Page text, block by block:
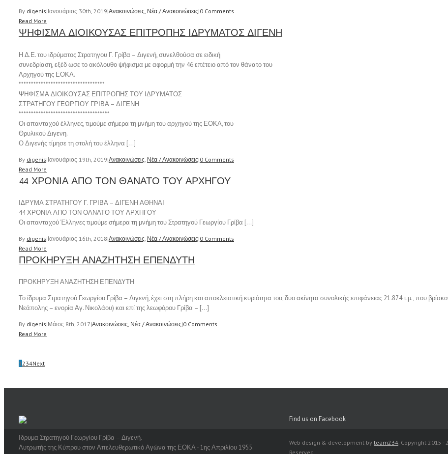
By digenis|Ιανουάριος 30th, 2019|Ανακοινώσεις, Νέα / Ανακοινώσεις|0 Comments
Read More
ΨΗΦΙΣΜΑ ΔΙΟΙΚΟΥΣΑΣ ΕΠΙΤΡΟΠΗΣ ΙΔΡΥΜΑΤΟΣ ΔΙΓΕΝΗ
Η Δ.Ε. του ιδρύματος Στρατηγου Γ. Γρίβα – Διγενή, συνελθούσα σε ειδική
συνεδρίαση, εξέδ ωσε το ακόλουθο ψήφισμα με αφορμή την 46 επέτειο από τον θάνατο του
Αρχηγού της ΕΟΚΑ.
***********************************
ΨΗΦΙΣΜΑ ΔΙΟΙΚΟΥΣΑΣ ΕΠΙΤΡΟΠΗΣ ΤΟΥ ΙΔΡΥΜΑΤΟΣ
ΣΤΡΑΤΗΓΟΥ ΓΕΩΡΓΙΟΥ ΓΡΙΒΑ – ΔΙΓΕΝΗ
*************************************
Οι απανταχού έλληνες, τιμούμε σήμερα τη μνήμη του αρχηγού της ΕΟΚΑ, του
Θρυλικού Διγενη.
Ο Διγενής τίμησε τη στολή του έλληνα […]
By digenis|Ιανουάριος 19th, 2019|Ανακοινώσεις Νέα / Ανακοινώσεις|0 Comments
Read More
44 ΧΡΟΝΙΑ ΑΠΟ ΤΟΝ ΘΑΝΑΤΟ ΤΟΥ ΑΡΧΗΓΟΥ
ΙΔΡΥΜΑ ΣΤΡΑΤΗΓΟΥ Γ. ΓΡΙΒΑ – ΔΙΓΕΝΗ ΑΘΗΝΑΙ
44 ΧΡΟΝΙΑ ΑΠΟ ΤΟΝ ΘΑΝΑΤΟ ΤΟΥ ΑΡΧΗΓΟΥ
Οι απανταχού Έλληνες τιμούμε σήμερα τη μνήμη του Στρατηγού Γεωργίου Γρίβα […]
By digenis|Ιανουάριος 16th, 2018|Ανακοινώσεις, Νέα / Ανακοινώσεις|0 Comments
Read More
ΠΡΟΚΗΡΥΞΗ ΑΝΑΖΗΤΗΣΗ ΕΠΕΝΔΥΤΗ
ΠΡΟΚΗΡΥΞΗ ΑΝΑΖΗΤΗΣΗ ΕΠΕΝΔΥΤΗ
Το ίδρυμα Στρατηγού Γεωργίου Γρίβα – Διγενή, έχει στη πλήρη και αποκλειστική κυριότητα του, δυο ακίνητα συνολικής επιφάνειας 21.874 τ.μ., που
Νεάπολης – ενορία Αγ. Νικολάου) και επί της λεωφόρου Γρίβα – […]
By digenis|Μάιος 8th, 2017|Ανακοινώσεις, Νέα / Ανακοινώσεις|0 Comments
Read More
1234Next
Ιδρυμα Στρατηγού Γεωργίου Γρίβα – Διγενή.
Λυτρωτής της Κύπρου στον Απελευθερωτικό Αγώνα της ΕΟΚΑ - 1ης Απριλίου 1955.
Find us on Facebook
Web design & development by team234. Copyright 2015
Reserved